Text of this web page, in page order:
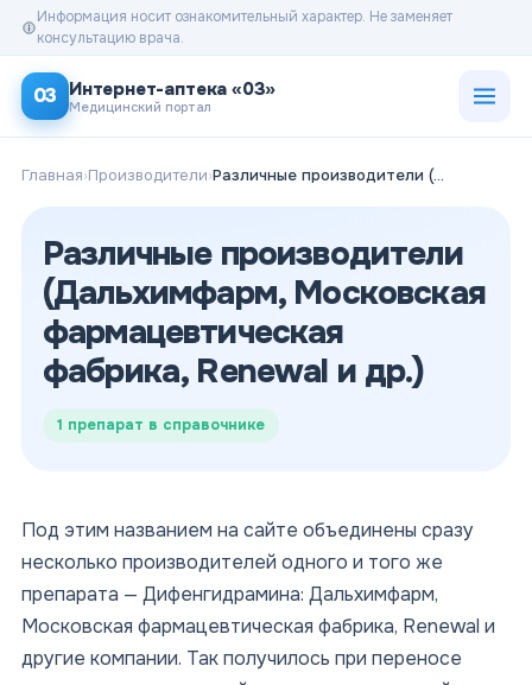
Информация носит ознакомительный характер. Не заменяет
консультацию врача.
03 Интернет-аптека «03»
Медицинский портал
Главная›Производители› Различные производители (Дальхимфарм, Московская фармацевтическая фабрика, Renewal и др.)
Различные производители
(Дальхимфарм, Московская
фармацевтическая
фабрика, Renewal и др.)
1 препарат в справочнике
Под этим названием на сайте объединены сразу
несколько производителей одного и того же
препарата — Дифенгидрамина: Дальхимфарм,
Московская фармацевтическая фабрика, Renewal и
другие компании. Так получилось при переносе